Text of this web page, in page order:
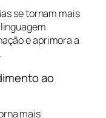
se tornam mais
e aprimora a
ao
mais